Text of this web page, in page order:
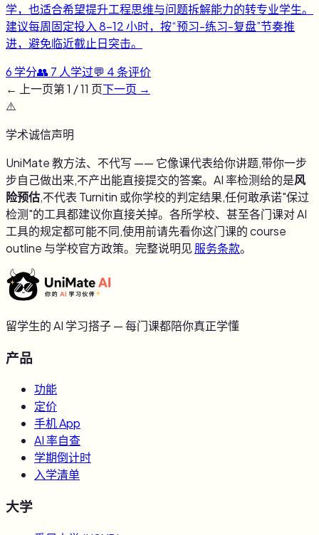
学，也适合希望提升工程思维与问题拆解能力的转专业学生。
建议每周固定投入 8-12 小时，按“预习-练习-复盘”节奏推
进，避免临近截止日突击。
6 学分👥 7 人学过💬 4条评价
← 上一页第1 /11 页下一页 →
⚠️
学术诚信声明
UniMate 教方法、不代写 —— 它像课代表给你讲题,带你一步
步自己做出来,不产出能直接提交的答案。AI 率检测给的是风
险预估,不代表 Turnitin 或你学校的判定结果,任何敢承诺"保过
检测"的工具都建议你直接关掉。各所学校、甚至各门课对 AI
工具的规定都可能不同,使用前请先看你这门课的 course
outline 与学校官方政策。完整说明见 服务条款。
留学生的 AI 学习搭子 — 每门课都陪你真正学懂
产品
功能
定价
手机 App
AI 率自查
学期倒计时
入学清单
大学